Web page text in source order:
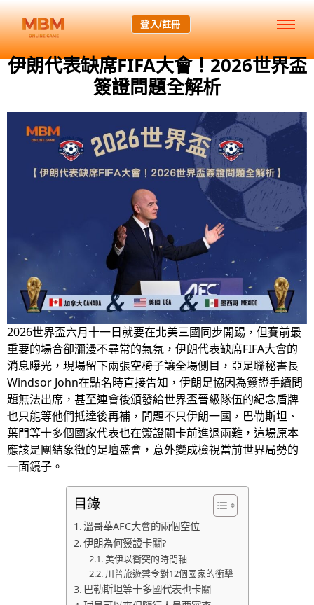
登入/註冊
伊朗代表缺席FIFA大會！2026世界盃
簽證問題全解析
2026世界盃六月十一日就要在北美三國同步開踢，但賽前最
重要的場合卻瀰漫不尋常的氣氛，伊朗代表缺席FIFA大會的
消息曝光，現場留下兩張空椅子讓全場側目，亞足聯秘書長
Windsor John在點名時直接告知，伊朗足協因為簽證手續問
題無法出席，甚至連會後頒發給世界盃晉級隊伍的紀念盾牌
也只能等他們抵達後再補，問題不只伊朗一國，巴勒斯坦、
葉門等十多個國家代表也在簽證關卡前進退兩難，這場原本
應該是團結象徵的足壇盛會，意外變成檢視當前世界局勢的
一面鏡子。
目錄
溫哥華AFC大會的兩個空位
伊朗為何簽證卡關?
美伊以衝突的時間軸
川普旅遊禁令對12個國家的衝擊
巴勒斯坦等十多國代表也卡關